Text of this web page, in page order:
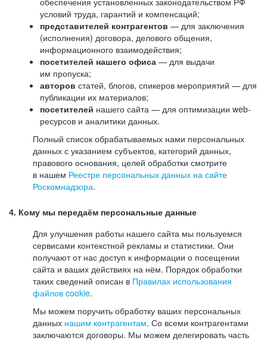
условий труда, гарантий и компенсаций;
представителей контрагентов — для заключения
(исполнения) договора, делового общения,
информационного взаимодействия;
посетителей нашего офиса — для выдачи
им пропуска;
авторов статей, блогов, спикеров мероприятий — для
публикации их материалов;
посетителей нашего сайта — для оптимизации web-
ресурсов и аналитики данных.
Полный список обрабатываемых нами персональных
данных с указанием субъектов, категорий данных,
правового основания, целей обработки смотрите
в нашем Реестре персональных данных на сайте
Роскомнадзора.
4. Кому мы передаём персональные данные
Для улучшения работы нашего сайта мы пользуемся
сервисами контекстной рекламы и статистики. Они
получают от нас доступ к информации о посещении
сайта и ваших действиях на нём. Порядок обработки
таких сведений описан в Правилах использования
файлов cookie.
Мы можем поручить обработку ваших персональных
данных нашим контрагентам. Со всеми контрагентами
заключаются договоры. Мы можем делегировать часть